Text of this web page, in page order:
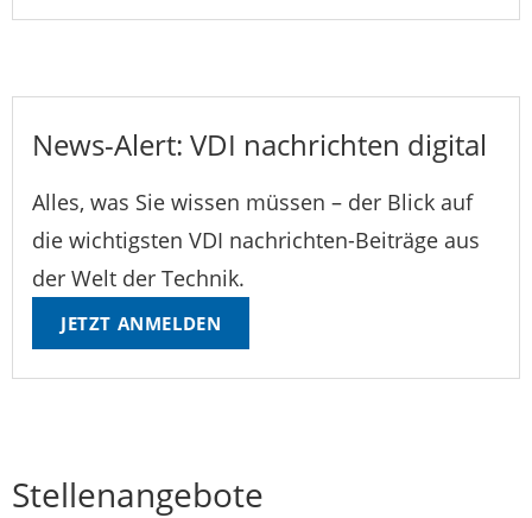
News-Alert: VDI nachrichten digital
Alles, was Sie wissen müssen – der Blick auf
die wichtigsten VDI nachrichten-Beiträge aus
der Welt der Technik.
JETZT ANMELDEN
Stellenangebote